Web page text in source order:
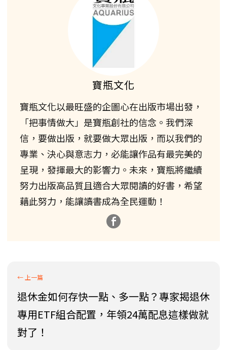
寶瓶文化
寶瓶文化以最旺盛的企圖心在出版市場出發，
「把事情做大」是寶瓶創社的信念。我們深
信，要做出版，就要做大眾出版，而以我們的
專業、決心與意志力，必能讓作品有最完美的
呈現，發揮最大的影響力。未來，寶瓶將繼續
努力出版高品質且適合大眾閱讀的好書，希望
藉此努力，能讓讀書成為全民運動！
退休金如何存快一點、多一點？專家揭退休
專用ETF組合配置，年領24萬配息這樣做就
對了！